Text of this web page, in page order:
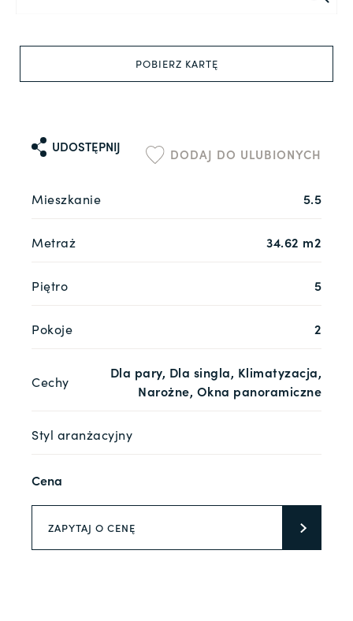
POBIERZ KARTĘ
UDOSTĘPNIJ DODAJ DO ULUBIONYCH
Mieszkanie 5.5
Metraż 34.62 m2
Piętro 5
Pokoje 2
Cechy
Dla pary, Dla singla, Klimatyzacja,
Narożne, Okna panoramiczne
Styl aranżacyjny
Cena
ZAPYTAJ O CENĘ